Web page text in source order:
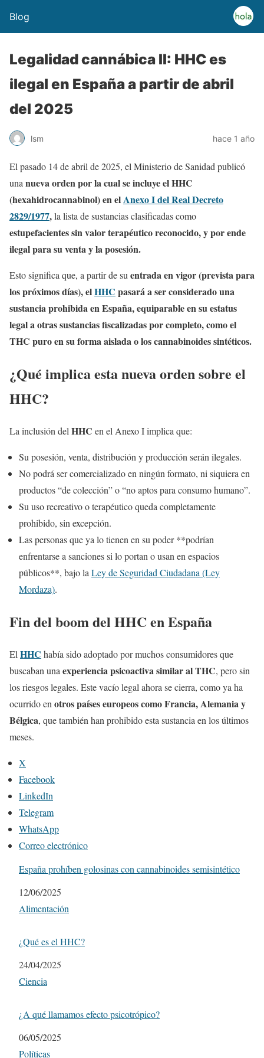
Blog
Legalidad cannábica II: HHC es
ilegal en España a partir de abril
del 2025
lsm hace 1 año
El pasado 14 de abril de 2025, el Ministerio de Sanidad publicó
una nueva orden por la cual se incluye el HHC
(hexahidrocannabinol) en elAnexo I del Real Decreto
2829/1977,la lista de sustancias clasificadas como
estupefacientes sin valor terapéutico reconocido, y por ende
ilegal para su venta y la posesión.
Esto significa que, a partir de su entrada en vigor (prevista para
los próximos días), elHHC pasará a ser considerado una
sustancia prohibida en España, equiparable en su estatus
legal a otras sustancias fiscalizadas por completo, como el
THC puro en su forma aislada o los cannabinoides sintéticos.
¿Qué implica esta nueva orden sobre el
HHC?
La inclusión del HHC en el Anexo I implica que:
Su posesión, venta, distribución y producción serán ilegales.
No podrá ser comercializado en ningún formato, ni siquiera en
productos “de colección” o “no aptos para consumo humano”.
Su uso recreativo o terapéutico queda completamente
prohibido, sin excepción.
Las personas que ya lo tienen en su poder **podrían
enfrentarse a sanciones si lo portan o usan en espacios
públicos**, bajo la Ley de Seguridad Ciudadana (Ley
Mordaza).
Fin del boom del HHC en España
El HHC había sido adoptado por muchos consumidores que
buscaban una experiencia psicoactiva similar al THC, pero sin
los riesgos legales. Este vacío legal ahora se cierra, como ya ha
ocurrido en otros países europeos como Francia, Alemania y
Bélgica, que también han prohibido esta sustancia en los últimos
meses.
X
Facebook
LinkedIn
Telegram
WhatsApp
Correo electrónico
España prohíben golosinas con cannabinoides semisintético
Fecha
12/06/2025
Respecto a
Alimentación
¿Qué es el HHC?
Fecha
24/04/2025
Respecto a
Ciencia
¿A qué llamamos efecto psicotrópico?
Fecha
06/05/2025
Respecto a
Políticas